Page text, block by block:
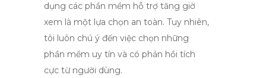
dụng các phần mềm hỗ trợ tăng giờ
xem là một lựa chọn an toàn. Tuy nhiên,
tôi luôn chú ý đến việc chọn những
phần mềm uy tín và có phản hồi tích
cực từ người dùng.